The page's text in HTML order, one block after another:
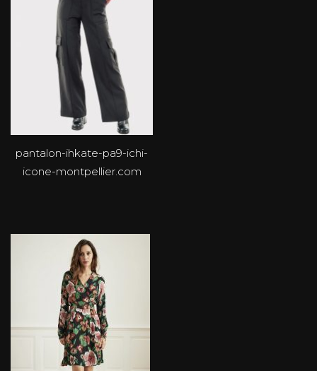
pantalon-ihkate-pa9-ichi-
icone-montpellier.com